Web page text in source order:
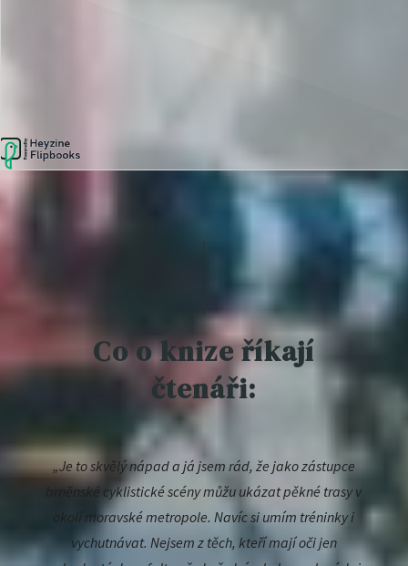
Co o knize říkají
čtenáři:
„Je to skvělý nápad a já jsem rád, že jako zástupce
brněnské cyklistické scény můžu ukázat pěkné trasy v
okolí moravské metropole. Navíc si umím tréninky i
vychutnávat. Nejsem z těch, kteří mají oči jen